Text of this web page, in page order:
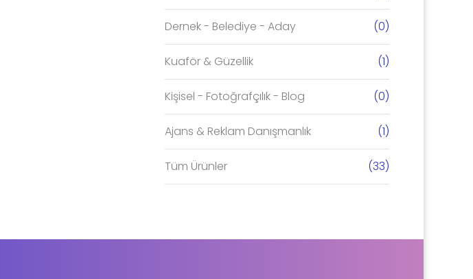
Dernek - Belediye - Aday (0)
Kuaför & Güzellik (1)
Kişisel - Fotoğrafçılık - Blog (0)
Ajans & Reklam Danışmanlık (1)
Tüm Ürünler (33)